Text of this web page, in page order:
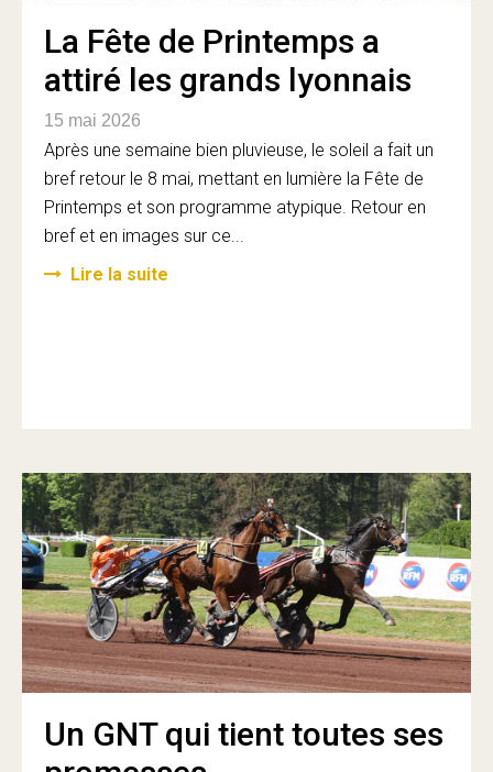
La Fête de Printemps a
attiré les grands lyonnais
15 mai 2026
Après une semaine bien pluvieuse, le soleil a fait un
bref retour le 8 mai, mettant en lumière la Fête de
Printemps et son programme atypique. Retour en
bref et en images sur ce...
Lire la suite
Un GNT qui tient toutes ses